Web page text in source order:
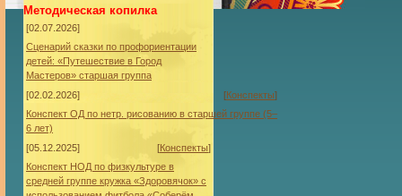
Методическая копилка
[02.07.2026]
Сценарий сказки по профориентации
детей: «Путешествие в Город
Мастеров» старшая группа
[02.02.2026]
[Конспекты]
Конспект ОД по нетр. рисованию в старшей группе (5–
6 лет)
[05.12.2025]
[Конспекты]
Конспект НОД по физкультуре в
средней группе кружка «Здоровячок» с